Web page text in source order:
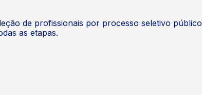
de profissionais por processo seletivo
as etapas.